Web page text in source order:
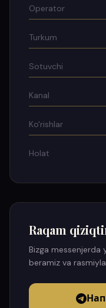
Operator
Turkum
Sotuvchi
Kanal
Ko'rishlar
Holat
Raqam
Bizga
beramiz va